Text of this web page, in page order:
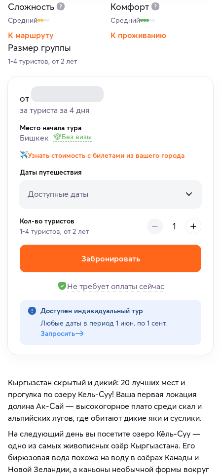
Сложность
Средний
К маршруту
Комфорт
Средний
К проживанию
Размер группы
1-4 туристов, от 2 лет
от
за туриста за 4 дня
Место начала тура
Бишкек Без визы
Узнать стоимость с билетами из вашего города
Даты путешествия
Доступные даты
Кол-во туристов
1-4 туристов, от 2 лет
Забронировать
Не требует оплаты сейчас
Доступен индивидуальный тур
Любые даты в период 1 июн. по 1 сент.
Запросить
Кыргызстан скрытый и дикий: 20 лучших мест и
прогулка по озеру Кель-Суу! Ваша первая локация
долина Ак-Сай — высокогорное плато среди скал и
альпийских лугов, где обитают дикие яки и суслики.
На следующий день вы посетите озеро Кёль-Суу —
одно из самых живописных озёр Кыргызстана. Его
бирюзовая вода похожа на воду в озёрах Канады и
Новой Зеландии, а каньоны необычной формы вокруг